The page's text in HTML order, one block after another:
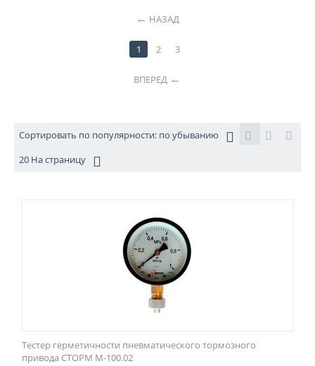
НАЗАД
1 2 3
ВПЕРЕД
Сортировать по популярности: по убыванию
20 На страницу
Тестер герметичности пневматического тормозного
привода СТОРМ M-100.02